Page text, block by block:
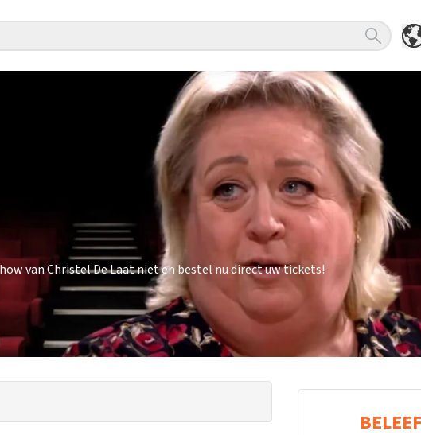
van Christel De Laat niet en bestel nu direct uw tickets!
BELEEF